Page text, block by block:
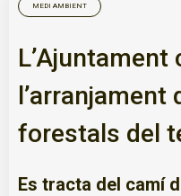
MEDI AMBIENT
L’Ajuntament
l’arranjament
forestals del
Es tracta del camí